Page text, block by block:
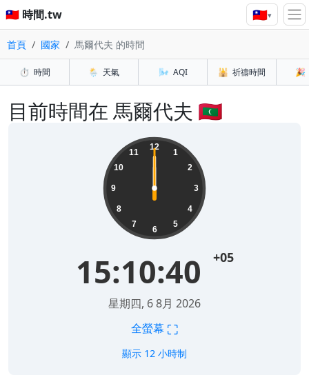
🇹🇼 時間.tw 🇹🇼▾
首頁 國家 馬爾代夫 的時間
⏱️ 時間 🌦️ 天氣 🌬️ AQI 🕌 祈禱時間 🎉
目前時間在 馬爾代夫 🇲🇻
12
1
2
3
4
5
6
7
8
9
10
11
15:10:40 +05
星期四, 6 8月 2026
全螢幕 ⛶
顯示 12 小時制